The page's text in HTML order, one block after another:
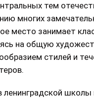
тем
многих
место занимает
на общую
стилей и
школы